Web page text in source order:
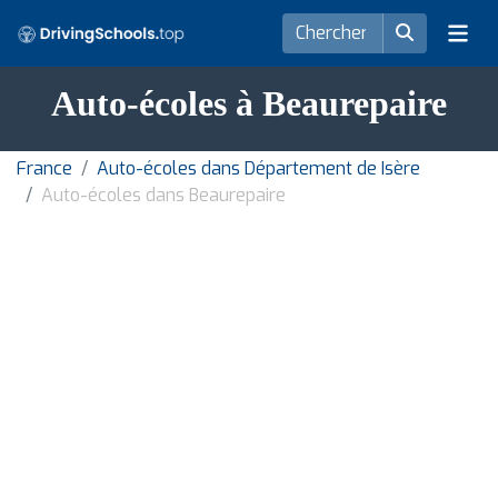
Auto-écoles à Beaurepaire
France
Auto-écoles dans Département de Isère
Auto-écoles dans Beaurepaire